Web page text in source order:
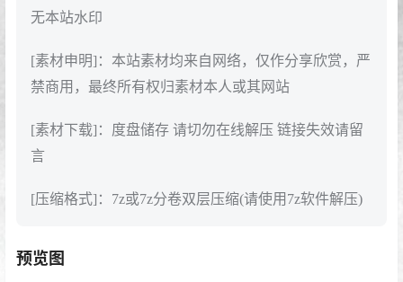
无本站水印
[素材申明]：本站素材均来自网络，仅作分享欣赏，严
禁商用，最终所有权归素材本人或其网站
[素材下载]：度盘储存 请切勿在线解压 链接失效请留
言
[压缩格式]：7z或7z分卷双层压缩(请使用7z软件解压)
预览图